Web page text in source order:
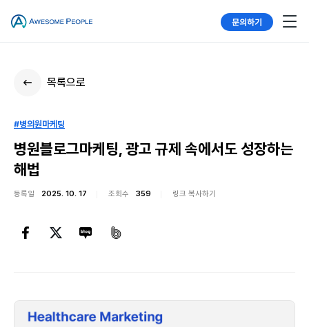
문의하기
목록으로
#병의원마케팅
병원블로그마케팅, 광고 규제 속에서도 성장하는
해법
등록일 2025. 10. 17 조회수 359 링크 복사하기